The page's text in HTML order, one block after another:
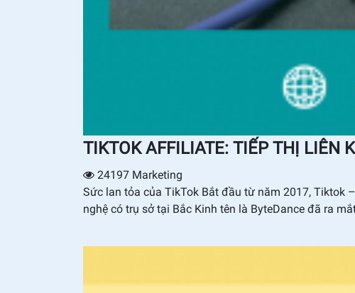
TIKTOK AFFILIATE: TIẾP THỊ LIÊN
24197 Marketing
Sức lan tỏa của TikTok Bắt đầu từ năm 2017, Tiktok
nghệ có trụ sở tại Bắc Kinh tên là ByteDance đã ra